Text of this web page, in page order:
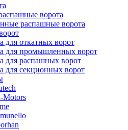
ворота
распашные ворота
для откатных ворот
для промышленных ворот
для распашных ворот
для секционных ворот
Motors